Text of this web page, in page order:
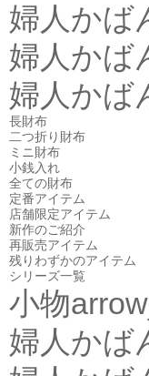
婦人かば
婦人かば
婦人かば
長財布
二つ折り財布
ミニ財布
小銭入れ
全ての財布
定番アイテム
店舗限定アイテム
新作のご紹介
再販売アイテム
残りわずかのアイテム
シリーズ一覧
小物
婦人かば